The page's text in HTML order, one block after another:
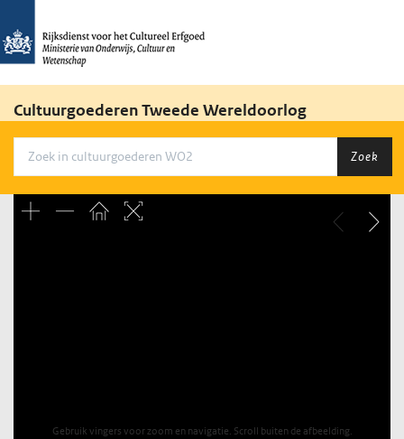
Cultuurgoederen Tweede Wereldoorlog
Zoek
Gebruik vingers voor zoom en navigatie. Scroll buiten de afbeelding.